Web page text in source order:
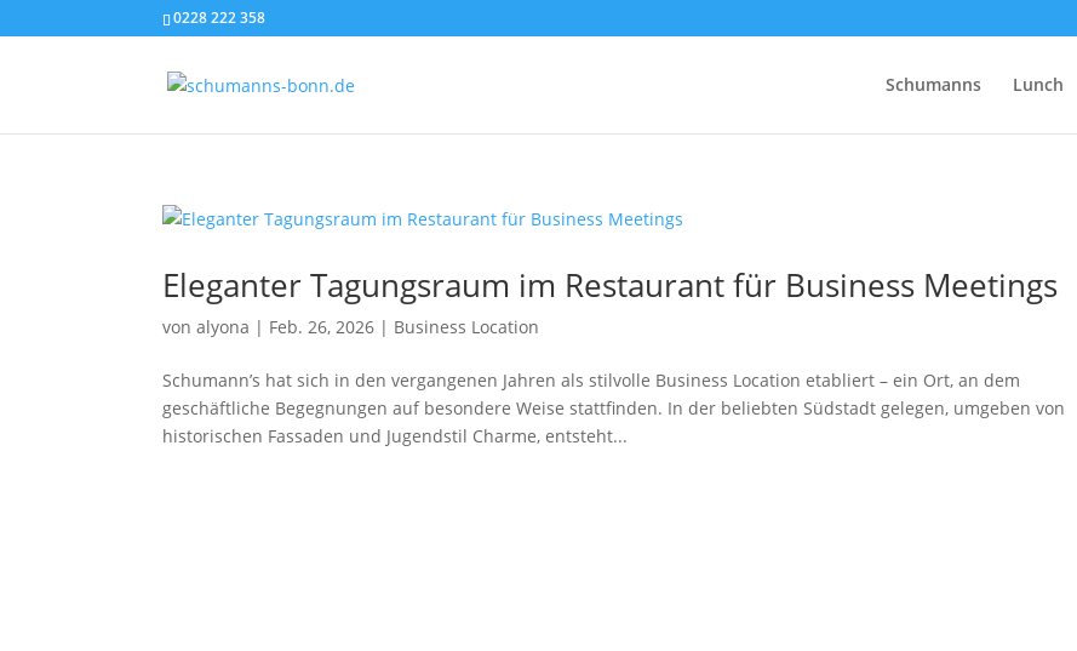
0228 222 358
Schumanns Lunch
Eleganter Tagungsraum im Restaurant für Business Meetings
vonalyona | Feb. 26, 2026 | Business Location
Schumann’s hat sich in den vergangenen Jahren als stilvolle Business Location etabliert – ein Ort, an dem
geschäftliche Begegnungen auf besondere Weise stattfinden. In der beliebten Südstadt gelegen, umgeben von
historischen Fassaden und Jugendstil Charme, entsteht...